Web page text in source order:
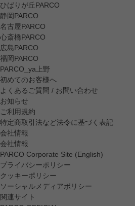
ひばりが丘PARCO
静岡PARCO
名古屋PARCO
心斎橋PARCO
広島PARCO
福岡PARCO
PARCO_ya上野
初めてのお客様へ
よくあるご質問 / お問い合わせ
お知らせ
ご利用規約
特定商取引法など法令に基づく表記
会社情報
会社情報
PARCO Corporate Site (English)
プライバシーポリシー
クッキーポリシー
ソーシャルメディアポリシー
関連サイト